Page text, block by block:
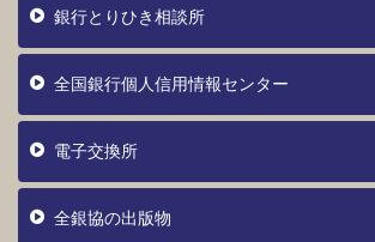
銀行とりひき相談所
全国銀行個人信用情報センター
電子交換所
全銀協の出版物